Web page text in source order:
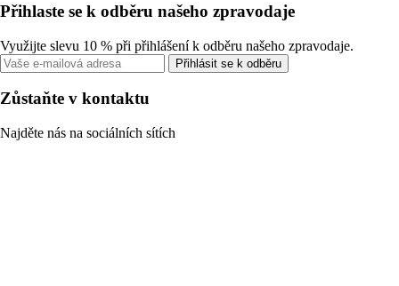
Přihlaste se k odběru našeho zpravodaje
Využijte slevu 10 % při přihlášení k odběru našeho zpravodaje.
Přihlásit se k odběru
Zůstaňte v kontaktu
Najděte nás na sociálních sítích